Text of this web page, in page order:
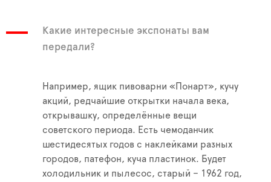
Какие интересные экспонаты вам
передали?
Например, ящик пивоварни «Понарт», кучу
акций, редчайшие открытки начала века,
открывашку, определённые вещи
советского периода. Есть чемоданчик
шестидесятых годов с наклейками разных
городов, патефон, куча пластинок. Будет
холодильник и пылесос, старый – 1962 год,